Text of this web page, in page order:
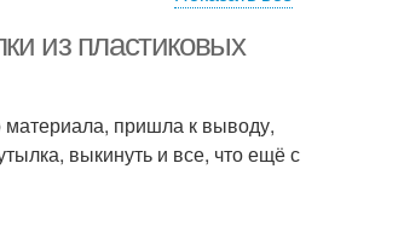
из пластиковых
пришла к выводу,
выкинуть и все, что ещё с